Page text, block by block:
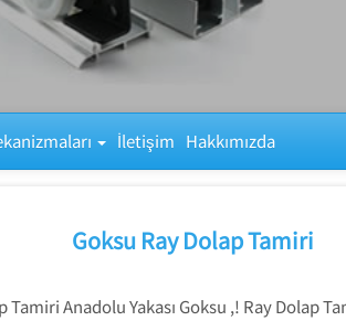
İletişim Hakkımızda
Goksu Ray Dolap Tamiri
Anadolu Yakası Goksu ,! Ray Dolap